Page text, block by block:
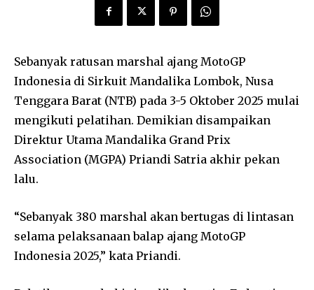
Sebanyak ratusan marshal ajang MotoGP
Indonesia di Sirkuit Mandalika Lombok, Nusa
Tenggara Barat (NTB) pada 3-5 Oktober 2025 mulai
mengikuti pelatihan. Demikian disampaikan
Direktur Utama Mandalika Grand Prix
Association (MGPA) Priandi Satria akhir pekan
lalu.
“Sebanyak 380 marshal akan bertugas di lintasan
selama pelaksanaan balap ajang MotoGP
Indonesia 2025,” kata Priandi.